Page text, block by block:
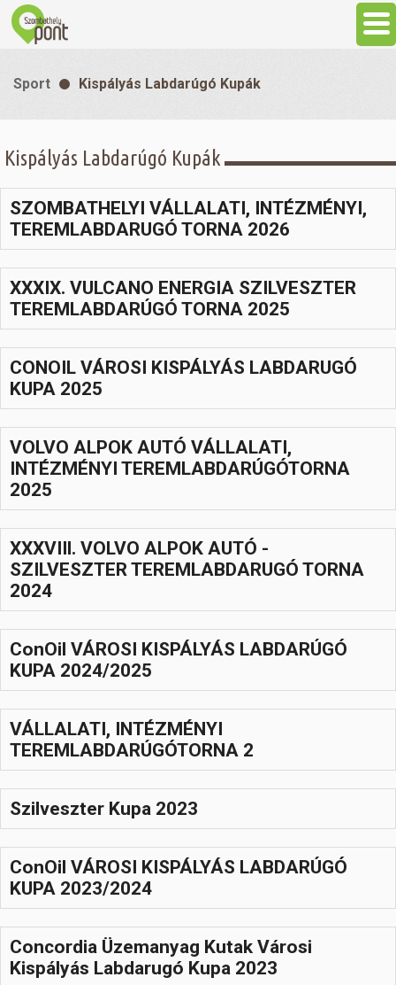
Látnivalók
Gasztronómia
Szállás
Sport
Szabadidő
Hasznos
Sport Kispályás Labdarúgó Kupák
Kispályás Labdarúgó Kupák
SZOMBATHELYI VÁLLALATI, INTÉZMÉNYI,
TEREMLABDARUGÓ TORNA 2026
XXXIX. VULCANO ENERGIA SZILVESZTER
TEREMLABDARÚGÓ TORNA 2025
CONOIL VÁROSI KISPÁLYÁS LABDARUGÓ
KUPA 2025
VOLVO ALPOK AUTÓ VÁLLALATI,
INTÉZMÉNYI TEREMLABDARÚGÓTORNA
2025
XXXVIIl. VOLVO ALPOK AUTÓ -
SZILVESZTER TEREMLABDARUGÓ TORNA
2024
ConOil VÁROSI KISPÁLYÁS LABDARÚGÓ
KUPA 2024/2025
VÁLLALATI, INTÉZMÉNYI
TEREMLABDARÚGÓTORNA 2
Szilveszter Kupa 2023
ConOil VÁROSI KISPÁLYÁS LABDARÚGÓ
KUPA 2023/2024
Concordia Üzemanyag Kutak Városi
Kispályás Labdarugó Kupa 2023